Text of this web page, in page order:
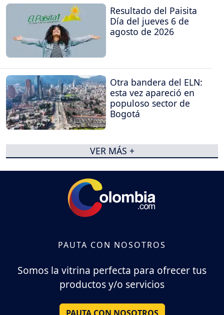
Resultado del Paisita
Día del jueves 6 de
agosto de 2026
Otra bandera del ELN:
esta vez apareció en
populoso sector de
Bogotá
VER MÁS +
PAUTA CON NOSOTROS
Somos la vitrina perfecta para ofrecer tus
productos y/o servicios